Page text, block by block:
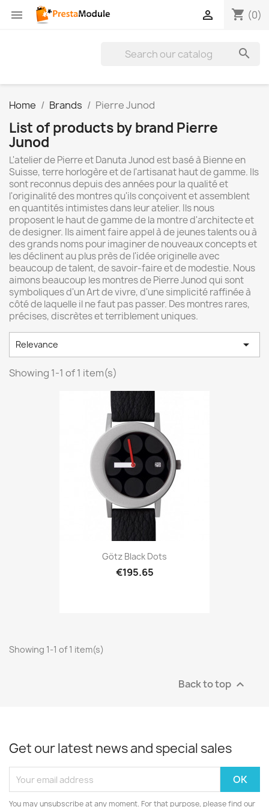
 shopping_cart (0)


Home Brands Pierre Junod
List of products by brand Pierre
Junod
L'atelier de Pierre et Danuta Junod est basé à Bienne en
Suisse, terre horlogère et de l'artisanat haut de gamme. Ils
sont reconnus depuis des années pour la qualité et
l'originalité des montres qu'ils conçoivent et assemblent
en quantités intimistes dans leur atelier. Ils nous
proposent le haut de gamme de la montre d'architecte et
de designer. Ils aiment faire appel à de jeunes talents ou à
des grands noms pour imaginer de nouveaux concepts et
les déclinent au plus près de l'idée originelle avec
beaucoup de talent, de savoir-faire et de modestie. Nous
aimons beaucoup les montres de Pierre Junod qui sont
symboliques d'un Art de vivre, d'une simplicité raffinée à
côté de laquelle il ne faut pas passer. Des montres rares,
précises, discrètes et terriblement uniques.
Relevance 
Showing 1-1 of 1 item(s)
Götz Black Dots
€195.65
Showing 1-1 of 1 item(s)
Back to top 
Get our latest news and special sales
You may unsubscribe at any moment. For that purpose, please find our